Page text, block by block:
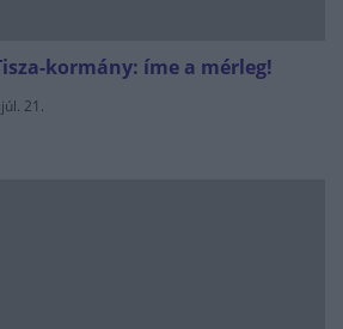
kormány: íme a mérleg!
21.